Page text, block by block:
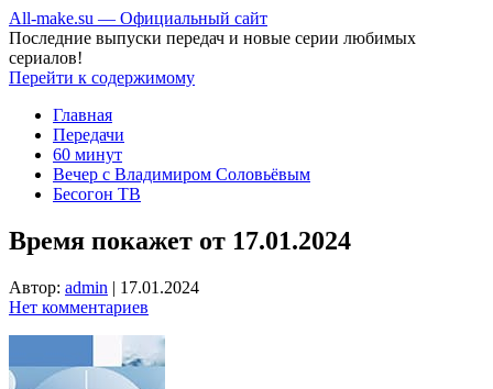
All-make.su — Официальный сайт
Последние выпуски передач и новые серии любимых
сериалов!
Перейти к содержимому
Главная
Передачи
60 минут
Вечер с Владимиром Соловьёвым
Бесогон ТВ
Время покажет от 17.01.2024
Автор: admin | 17.01.2024
Нет комментариев